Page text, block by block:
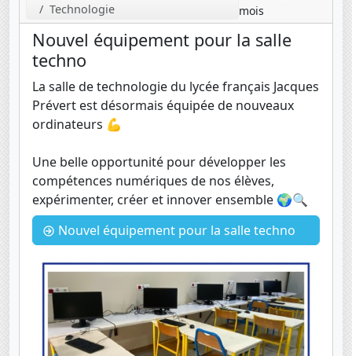
Technologie
mois
Nouvel équipement pour la salle
techno
La salle de technologie du lycée français Jacques
Prévert est désormais équipée de nouveaux
ordinateurs 💪
Une belle opportunité pour développer les
compétences numériques de nos élèves,
expérimenter, créer et innover ensemble 🌍🔍
Nouvel équipement pour la salle techno